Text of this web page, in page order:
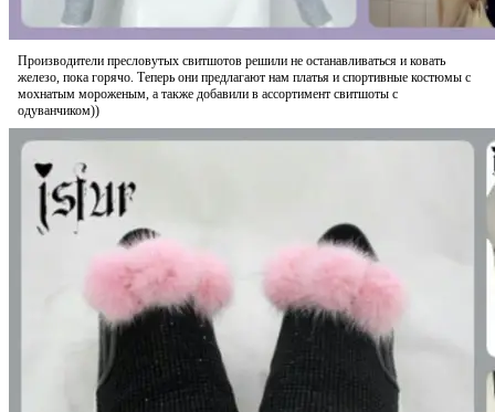
Производители пресловутых свитшотов решили не останавливаться и ковать
железо, пока горячо. Теперь они предлагают нам платья и спортивные костюмы с
мохнатым мороженым, а также добавили в ассортимент свитшоты с
одуванчиком))